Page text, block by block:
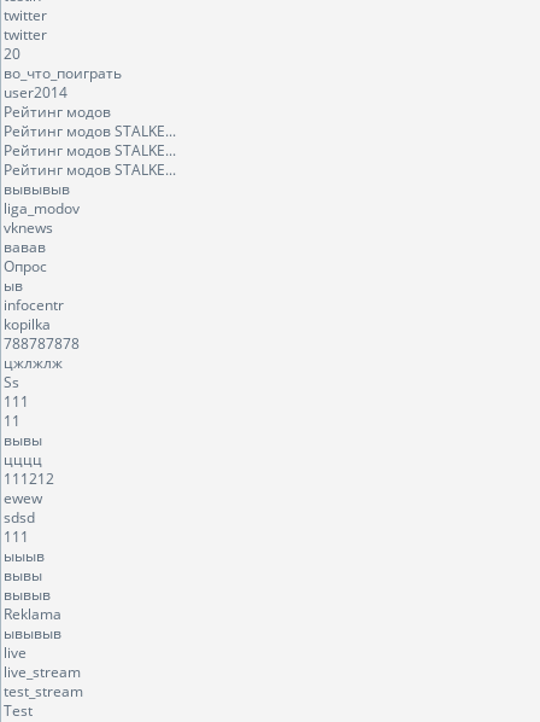
twitter
twitter
20
во_что_поиграть
user2014
Рейтинг модов
Рейтинг модов STALKE...
Рейтинг модов STALKE...
Рейтинг модов STALKE...
вывывыв
liga_modov
vknews
вавав
Опрос
ыв
infocentr
kopilka
788787878
цжлжлж
Ss
111
11
вывы
цццц
111212
ewew
sdsd
111
ыыыв
вывы
вывыв
Reklama
ывывыв
live
live_stream
test_stream
Test